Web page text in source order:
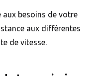
besoins de votre
aux différentes
de vitesse.